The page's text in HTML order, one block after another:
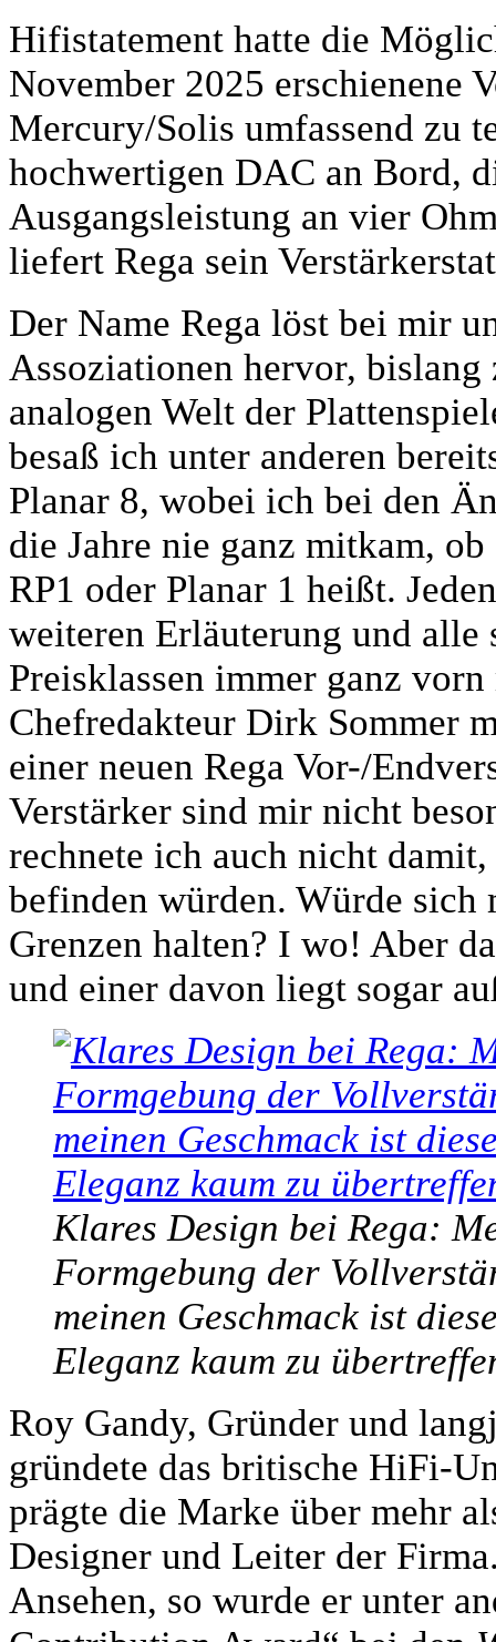
Hifistatement hatte die
November 2025 erschienene
Mercury/Solis umfassend zu
hochwertigen DAC an Bord,
Ausgangsleistung an vier
liefert Rega sein
Der Name Rega löst bei mir
Assoziationen hervor,
analogen Welt der
besaß ich unter anderen
Planar 8, wobei ich bei den
die Jahre nie ganz mitkam,
RP1 oder Planar 1 heißt.
weiteren Erläuterung und
Preisklassen immer ganz
Chefredakteur Dirk Sommer
einer neuen Rega Vor-/
Verstärker sind mir nicht
rechnete ich auch nicht
befinden würden. Würde sich
Grenzen halten? I wo! Aber
und einer davon liegt sogar
Klares Design bei Rega:
Formgebung der
meinen Geschmack ist
Eleganz kaum zu
Roy Gandy, Gründer und
gründete das britische HiFi-
prägte die Marke über mehr
Designer und Leiter der
Ansehen, so wurde er unter